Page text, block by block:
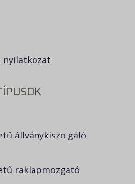
nyilatkozat
állványkiszolgáló
raklapmozgató